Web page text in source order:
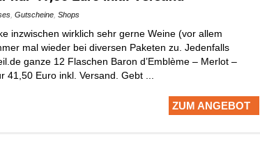
Gutscheine Shops
inzwischen wirklich sehr gerne Weine (vor allem
mal wieder bei diversen Paketen zu. Jedenfalls
ganze 12 Flaschen Baron d’Emblème – Merlot –
41,50 Euro inkl. Versand. Gebt ...
ZUM ANGEBOT